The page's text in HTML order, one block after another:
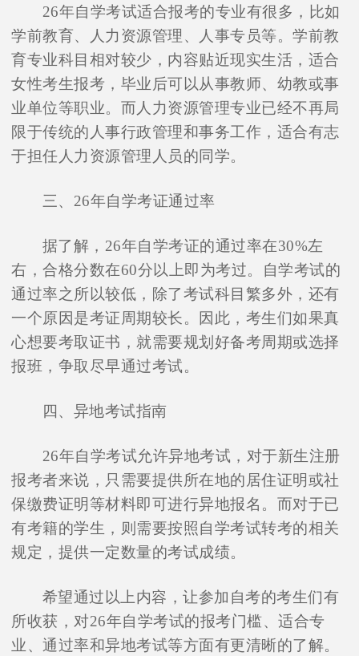
26年自学考试适合报考的专业有很多，比如
学前教育、人力资源管理、人事专员等。学前教
育专业科目相对较少，内容贴近现实生活，适合
女性考生报考，毕业后可以从事教师、幼教或事
业单位等职业。而人力资源管理专业已经不再局
限于传统的人事行政管理和事务工作，适合有志
于担任人力资源管理人员的同学。
三、26年自学考证通过率
据了解，26年自学考证的通过率在30%左
右，合格分数在60分以上即为考过。自学考试的
通过率之所以较低，除了考试科目繁多外，还有
一个原因是考证周期较长。因此，考生们如果真
心想要考取证书，就需要规划好备考周期或选择
报班，争取尽早通过考试。
四、异地考试指南
26年自学考试允许异地考试，对于新生注册
报考者来说，只需要提供所在地的居住证明或社
保缴费证明等材料即可进行异地报名。而对于已
有考籍的学生，则需要按照自学考试转考的相关
规定，提供一定数量的考试成绩。
希望通过以上内容，让参加自考的考生们有
所收获，对26年自学考试的报考门槛、适合专
业、通过率和异地考试等方面有更清晰的了解。